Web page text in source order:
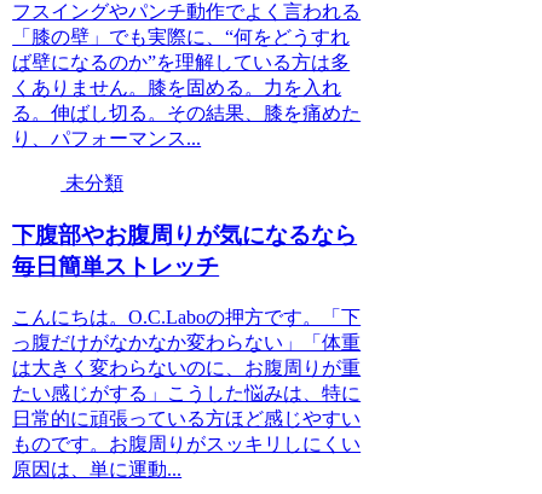
フスイングやパンチ動作でよく言われる
「膝の壁」でも実際に、“何をどうすれ
ば壁になるのか”を理解している方は多
くありません。膝を固める。力を入れ
る。伸ばし切る。その結果、膝を痛めた
り、パフォーマンス...
未分類
下腹部やお腹周りが気になるなら
毎日簡単ストレッチ
こんにちは。O.C.Laboの押方です。「下
っ腹だけがなかなか変わらない」「体重
は大きく変わらないのに、お腹周りが重
たい感じがする」こうした悩みは、特に
日常的に頑張っている方ほど感じやすい
ものです。お腹周りがスッキリしにくい
原因は、単に運動...